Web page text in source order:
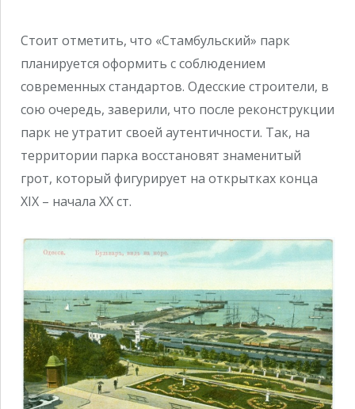
Стоит отметить, что «Стамбульский» парк
планируется оформить с соблюдением
современных стандартов. Одесские строители, в
сою очередь, заверили, что после реконструкции
парк не утратит своей аутентичности. Так, на
территории парка восстановят знаменитый
грот, который фигурирует на открытках конца
XIX – начала XX ст.